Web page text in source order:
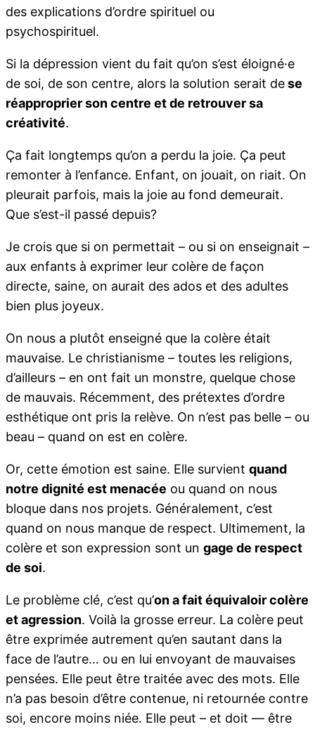
des explications d’ordre spirituel ou
psychospirituel.
Si la dépression vient du fait qu’on s’est éloigné·e
de soi, de son centre, alors la solution serait dese
réapproprier son centre et de retrouver sa
créativité.
Ça fait longtemps qu’on a perdu la joie. Ça peut
remonter à l’enfance. Enfant, on jouait, on riait. On
pleurait parfois, mais la joie au fond demeurait.
Que s’est-il passé depuis?
Je crois que si on permettait – ou si on enseignait –
aux enfants à exprimer leur colère de façon
directe, saine, on aurait des ados et des adultes
bien plus joyeux.
On nous a plutôt enseigné que la colère était
mauvaise. Le christianisme – toutes les religions,
d’ailleurs – en ont fait un monstre, quelque chose
de mauvais. Récemment, des prétextes d’ordre
esthétique ont pris la relève. On n’est pas belle – ou
beau – quand on est en colère.
Or, cette émotion est saine. Elle survient quand
notre dignité est menacée ou quand on nous
bloque dans nos projets. Généralement, c’est
quand on nous manque de respect. Ultimement, la
colère et son expression sont un gage de respect
de soi.
Le problème clé, c’est qu’on a fait équivaloir colère
et agression. Voilà la grosse erreur. La colère peut
être exprimée autrement qu’en sautant dans la
face de l’autre… ou en lui envoyant de mauvaises
pensées. Elle peut être traitée avec des mots. Elle
n’a pas besoin d’être contenue, ni retournée contre
soi, encore moins niée. Elle peut – et doit — être